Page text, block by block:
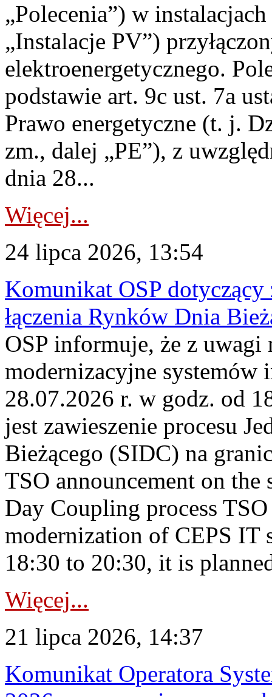
„Polecenia”) w
„Instalacje PV”)
elektroenergetycznego.
podstawie art. 9c ust. 7a
Prawo energetyczne (t. j.
zm., dalej „PE”), z
dnia 28...
Więcej...
24 lipca 2026, 13:54
Komunikat OSP dotyczący
łączenia Rynków Dnia
OSP informuje, że z uwagi
modernizacyjne
28.07.2026 r. w godz. od
jest zawieszenie procesu
Bieżącego (SIDC) na
TSO announcement on
Day Coupling process
modernization of CEPS IT
18:30 to 20:30, it is
Więcej...
21 lipca 2026, 14:37
Komunikat Operatora